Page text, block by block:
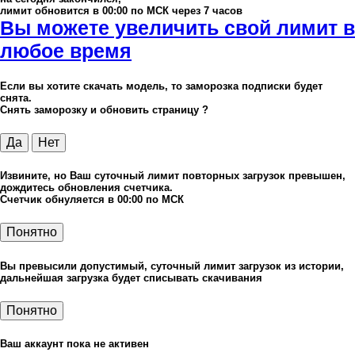
лимит обновится в 00:00 по МСК через 7 часов
Вы можете увеличить свой лимит в
любое время
Если вы хотите скачать модель, то заморозка подписки будет
снята.
Снять заморозку и обновить страницу ?
Да Нет
Извините, но Ваш суточный лимит повторных загрузок превышен,
дождитесь обновления счетчика.
Счетчик обнуляется в 00:00 по МСК
Понятно
Вы превысили допустимый, суточный лимит загрузок из истории,
дальнейшая загрузка будет списывать скачивания
Понятно
Ваш аккаунт пока не активен